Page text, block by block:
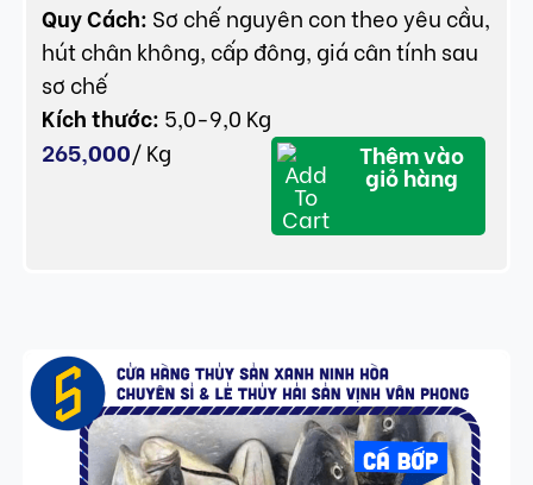
Quy Cách: Sơ chế nguyên con theo yêu cầu,
hút chân không, cấp đông, giá cân tính sau
sơ chế
Kích thước: 5,0-9,0 Kg
265,000/Kg Thêm vào
giỏ hàng